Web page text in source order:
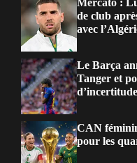
de club
avec
Le Barça
Tanger et
CAN
pour les